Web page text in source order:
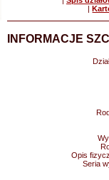
|
INFORMACJE
Opis
Seria